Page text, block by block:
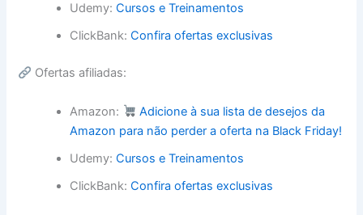
Udemy:Cursos e Treinamentos
ClickBank:Confira ofertas exclusivas
Ofertas afiliadas:
Amazon:
Adicione à sua lista de desejos da
Amazon para não perder a oferta na Black Friday!
Udemy:Cursos e Treinamentos
ClickBank:Confira ofertas exclusivas